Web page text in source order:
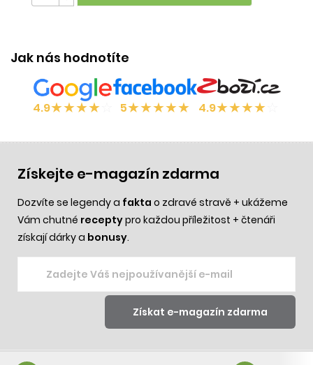
Jak nás hodnotíte
4.9★★★★ 5★★★★★ 4.9★★★★
Získejte e-magazín zdarma
Dozvíte se legendy a fakta o zdravé stravě + ukážeme
Vám chutné receptypro každou příležitost + čtenáři
získají dárky a bonusy.